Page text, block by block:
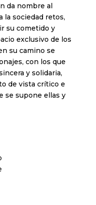
da nombre al
la sociedad retos,
su cometido y
exclusivo de los
su camino se
con los que
y solidaria,
de vista crítico e
se supone ellas y